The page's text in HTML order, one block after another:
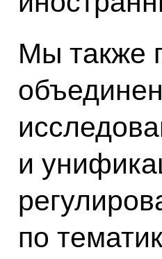
Мы также
и
по